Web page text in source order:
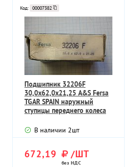
Код: 00007382
Подшипник 32206F
30,0х62,0х21,25 A&S Fersa
TGAR SPAIN наружный
ступицы переднего колеса
В наличии 2шт
672,19 /ШТ
без НДС